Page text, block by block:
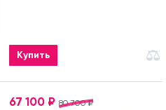
Купить
80 700 ₽
67 100 ₽